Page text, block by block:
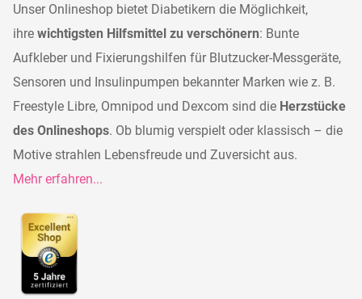
Unser Onlineshop bietet Diabetikern die Möglichkeit,
ihre wichtigsten Hilfsmittel zu verschönern: Bunte
Aufkleber und Fixierungshilfen für Blutzucker-Messgeräte,
Sensoren und Insulinpumpen bekannter Marken wie z. B.
Freestyle Libre, Omnipod und Dexcom sind die Herzstücke
des Onlineshops. Ob blumig verspielt oder klassisch – die
Motive strahlen Lebensfreude und Zuversicht aus.
Mehr erfahren...